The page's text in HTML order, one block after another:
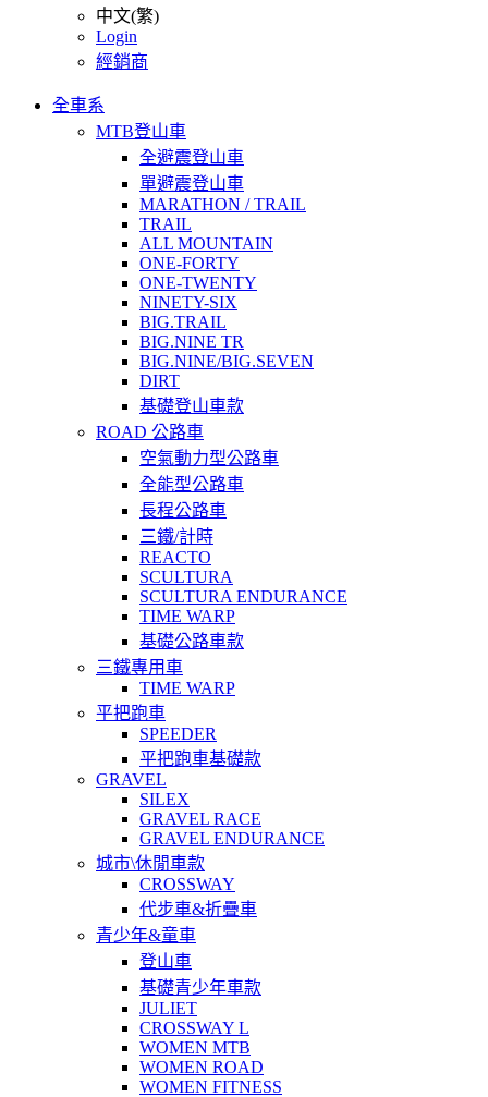
中文(繁)
Login
經銷商
全車系
MTB登山車
全避震登山車
單避震登山車
MARATHON / TRAIL
TRAIL
ALL MOUNTAIN
ONE-FORTY
ONE-TWENTY
NINETY-SIX
BIG.TRAIL
BIG.NINE TR
BIG.NINE/BIG.SEVEN
DIRT
基礎登山車款
ROAD 公路車
空氣動力型公路車
全能型公路車
長程公路車
三鐵/計時
REACTO
SCULTURA
SCULTURA ENDURANCE
TIME WARP
基礎公路車款
三鐵專用車
TIME WARP
平把跑車
SPEEDER
平把跑車基礎款
GRAVEL
SILEX
GRAVEL RACE
GRAVEL ENDURANCE
城市\休閒車款
CROSSWAY
代步車&折疊車
青少年&童車
登山車
基礎青少年車款
JULIET
CROSSWAY L
WOMEN MTB
WOMEN ROAD
WOMEN FITNESS